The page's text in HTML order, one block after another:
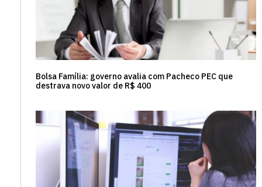
Bolsa Família: governo avalia com Pacheco PEC que
destrava novo valor de R$ 400